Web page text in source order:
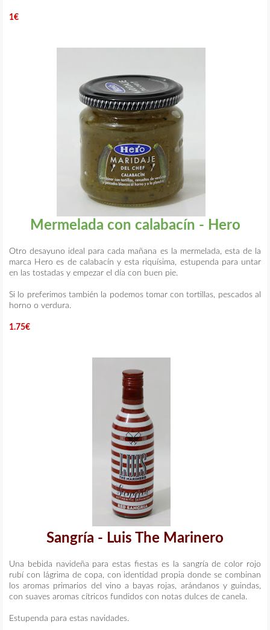
1€
Mermelada con calabacín - Hero
Otro desayuno ideal para cada mañana es la mermelada, esta de la
marca Hero es de calabacín y esta riquísima, estupenda para untar
en las tostadas y empezar el día con buen pie.
Si lo preferimos también la podemos tomar con tortillas, pescados al
horno o verdura.
1.75€
Sangría - Luis The Marinero
Una bebida navideña para estas fiestas es la sangría de color rojo
rubí con lágrima de copa, con identidad propia donde se combinan
los aromas primarios del vino a bayas rojas, arándanos y guindas,
con suaves aromas cítricos fundidos con notas dulces de canela.
Estupenda para estas navidades.